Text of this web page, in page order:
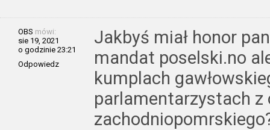
OBS mówi:
sie 19, 2021
o godzinie 23:21
Odpowiedz
Jakbyś miał honor
mandat poselski.no
kumplach
parlamentarzystach z